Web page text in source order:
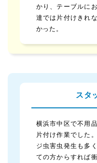
かり、テーブルに
達では片付けきれ
かった。
スタ
横浜市中区で不用
片付け作業でした
ジ虫害虫発生も多
ての方からすれば